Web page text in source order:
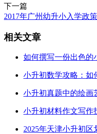
下一篇
2017年广州幼升小入学政
相关文章
如何撰写一份出色的
小升初数学攻略：如
小升初真题中的绘画
小升初材料作文写作
2025年天津小升初